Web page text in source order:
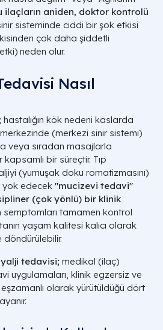
ilaçların aniden, doktor kontrolü
sisteminde ciddi bir şok etkisi
çok daha şiddetli
neden olur.
Nasıl
hastalığın kök nedeni kaslarda
(merkezi sinir sistemi)
veya sıradan masajlarla
bir süreçtir. Tıp
(yumuşak doku romatizmasını)
edecek "mucizevi tedavi"
(çok yönlü) bir klinik
semptomları tamamen kontrol
yaşam kalitesi kalıcı olarak
döndürülebilir.
tedavisi; medikal (ilaç)
uygulamaları, klinik egzersiz ve
olarak yürütüldüğü dört